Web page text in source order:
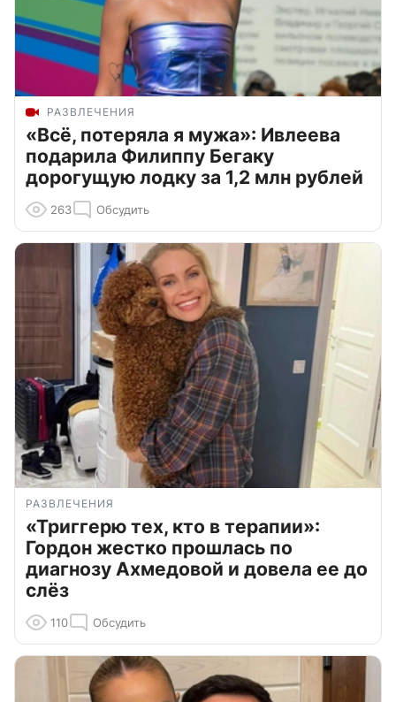
РАЗВЛЕЧЕНИЯ
«Всё, потеряла я мужа»: Ивлеева
подарила Филиппу Бегаку
дорогущую лодку за 1,2 млн рублей
263 Обсудить
РАЗВЛЕЧЕНИЯ
«Триггерю тех, кто в терапии»:
Гордон жестко прошлась по
диагнозу Ахмедовой и довела ее до
слёз
110 Обсудить